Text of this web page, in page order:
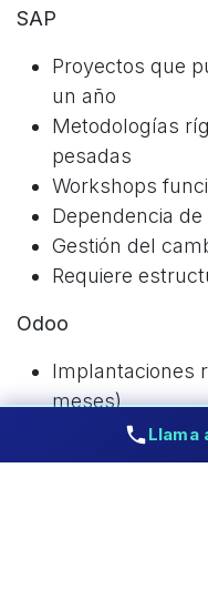
Llama
SAP
Proyectos que
un año
Metodologías
pesadas
Workshops
Dependencia
Gestión del
Requiere
Odoo
Implantaciones
meses)
Metodologías
Validación